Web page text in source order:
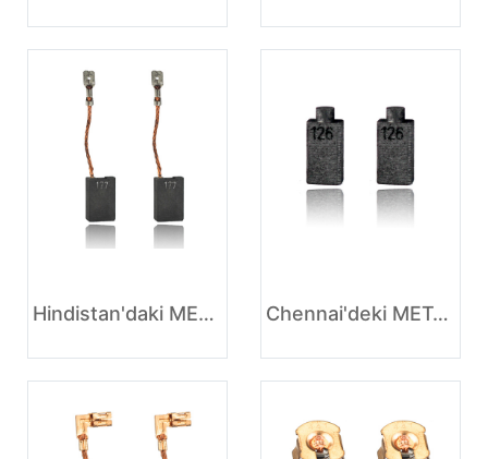
Hindistan'daki METABO Karbon Fırça üreticileri Chennai'deki METABO Karbon Fırça üreticileri